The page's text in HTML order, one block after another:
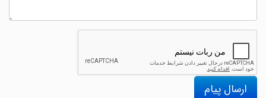
ارسال پیام